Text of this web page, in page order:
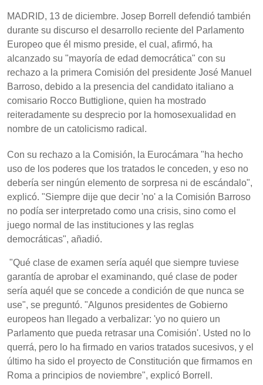
MADRID, 13 de diciembre. Josep Borrell defendió también
durante su discurso el desarrollo reciente del Parlamento
Europeo que él mismo preside, el cual, afirmó, ha
alcanzado su "mayoría de edad democrática" con su
rechazo a la primera Comisión del presidente José Manuel
Barroso, debido a la presencia del candidato italiano a
comisario Rocco Buttiglione, quien ha mostrado
reiteradamente su desprecio por la homosexualidad en
nombre de un catolicismo radical.
Con su rechazo a la Comisión, la Eurocámara "ha hecho
uso de los poderes que los tratados le conceden, y eso no
debería ser ningún elemento de sorpresa ni de escándalo",
explicó. "Siempre dije que decir 'no' a la Comisión Barroso
no podía ser interpretado como una crisis, sino como el
juego normal de las instituciones y las reglas
democráticas", añadió.
"Qué clase de examen sería aquél que siempre tuviese
garantía de aprobar el examinando, qué clase de poder
sería aquél que se concede a condición de que nunca se
use", se preguntó. "Algunos presidentes de Gobierno
europeos han llegado a verbalizar: 'yo no quiero un
Parlamento que pueda retrasar una Comisión'. Usted no lo
querrá, pero lo ha firmado en varios tratados sucesivos, y el
último ha sido el proyecto de Constitución que firmamos en
Roma a principios de noviembre", explicó Borrell.